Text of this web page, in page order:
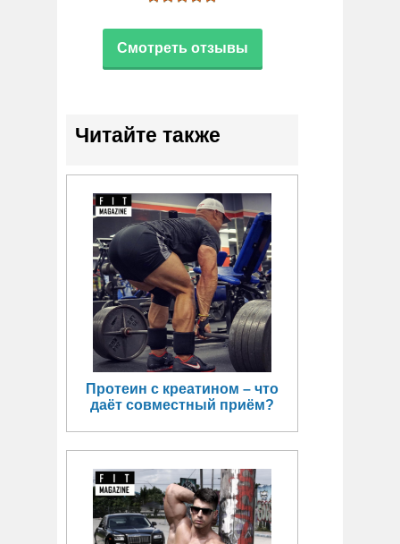
Смотреть отзывы
Читайте также
Протеин с креатином – что
даёт совместный приём?